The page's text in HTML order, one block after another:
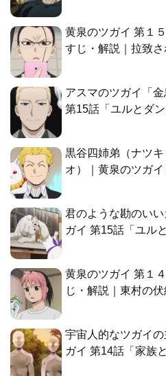
黄泉のツガイ 第１
すじ・解説｜拉致
アスマのツガイ「
第15話「ユルとダン
黒谷四姉弟（ナツ
オ）｜黄泉のツガイ
君のような勘のい
ガイ 第15話「ユル
黄泉のツガイ 第１
じ・解説｜東村の伏
宇宙人的なツガイ
ガイ 第14話「家族と